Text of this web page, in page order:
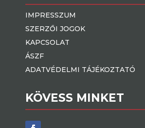
IMPRESSZUM
SZERZŐI JOGOK
KAPCSOLAT
ÁSZF
ADATVÉDELMI TÁJÉKOZTATÓ
KÖVESS MINKET